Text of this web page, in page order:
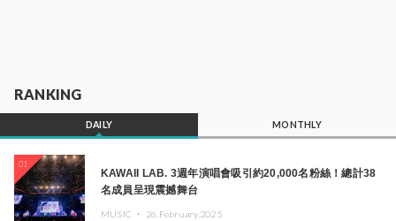
RANKING
DAILY MONTHLY
01
KAWAII LAB. 3週年演唱會吸引約20,000名粉絲！總計38
名成員呈現震撼舞台
MUSIC ・ 26.February.2025